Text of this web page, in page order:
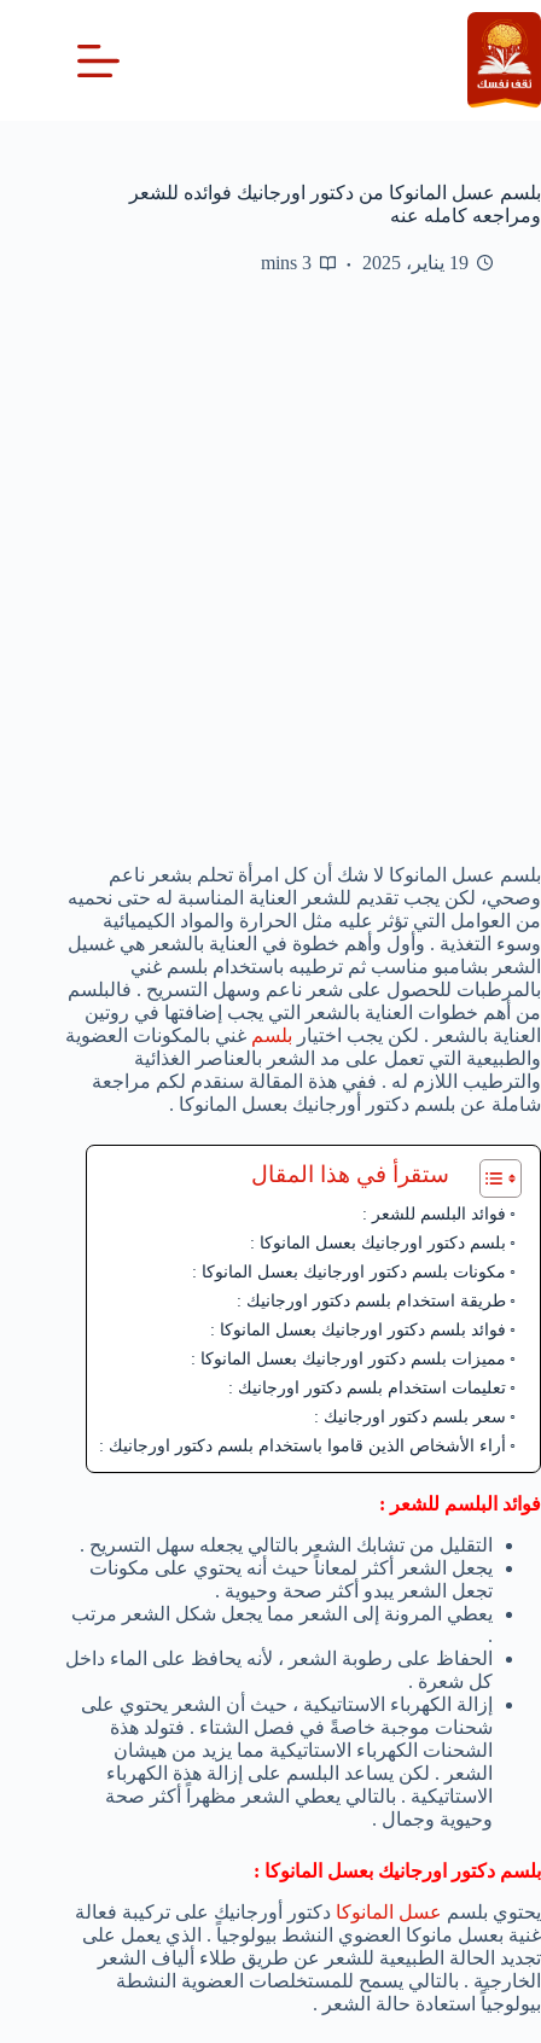
التجاوز
إلى
المحتوى
بلسم عسل المانوكا من دكتور اورجانيك فوائده للشعر
ومراجعه كامله عنه
19 يناير، 2025 3 mins
بلسم عسل المانوكا لا شك أن كل امرأة تحلم بشعر ناعم
وصحي، لكن يجب تقديم للشعر العناية المناسبة له حتى نحميه
من العوامل التي تؤثر عليه مثل الحرارة والمواد الكيميائية
وسوء التغذية . وأول وأهم خطوة في العناية بالشعر هي غسيل
الشعر بشامبو مناسب ثم ترطيبه باستخدام بلسم غني
بالمرطبات للحصول على شعر ناعم وسهل التسريح . فالبلسم
من أهم خطوات العناية بالشعر التي يجب إضافتها في روتين
العناية بالشعر . لكن يجب اختيار بلسم غني بالمكونات العضوية
والطبيعية التي تعمل على مد الشعر بالعناصر الغذائية
والترطيب اللازم له . ففي هذة المقالة سنقدم لكم مراجعة
شاملة عن بلسم دكتور أورجانيك بعسل المانوكا .
ستقرأ في هذا المقال
فوائد البلسم للشعر :
بلسم دكتور اورجانيك بعسل المانوكا :
مكونات بلسم دكتور اورجانيك بعسل المانوكا :
طريقة استخدام بلسم دكتور اورجانيك :
فوائد بلسم دكتور اورجانيك بعسل المانوكا :
مميزات بلسم دكتور اورجانيك بعسل المانوكا :
تعليمات استخدام بلسم دكتور اورجانيك :
سعر بلسم دكتور اورجانيك :
أراء الأشخاص الذين قاموا باستخدام بلسم دكتور اورجانيك :
فوائد البلسم للشعر :
التقليل من تشابك الشعر بالتالي يجعله سهل التسريح .
يجعل الشعر أكثر لمعاناً حيث أنه يحتوي على مكونات
تجعل الشعر يبدو أكثر صحة وحيوية .
يعطي المرونة إلى الشعر مما يجعل شكل الشعر مرتب
.
الحفاظ على رطوبة الشعر ، لأنه يحافظ على الماء داخل
كل شعرة .
إزالة الكهرباء الاستاتيكية ، حيث أن الشعر يحتوي على
شحنات موجبة خاصةً في فصل الشتاء . فتولد هذة
الشحنات الكهرباء الاستاتيكية مما يزيد من هيشان
الشعر . لكن يساعد البلسم على إزالة هذة الكهرباء
الاستاتيكية . بالتالي يعطي الشعر مظهراً أكثر صحة
وحيوية وجمال .
بلسم دكتور اورجانيك بعسل المانوكا :
يحتوي بلسم عسل المانوكا دكتور أورجانيك على تركيبة فعالة
غنية بعسل مانوكا العضوي النشط بيولوجياً . الذي يعمل على
تجديد الحالة الطبيعية للشعر عن طريق طلاء ألياف الشعر
الخارجية . بالتالي يسمح للمستخلصات العضوية النشطة
بيولوجياً استعادة حالة الشعر .